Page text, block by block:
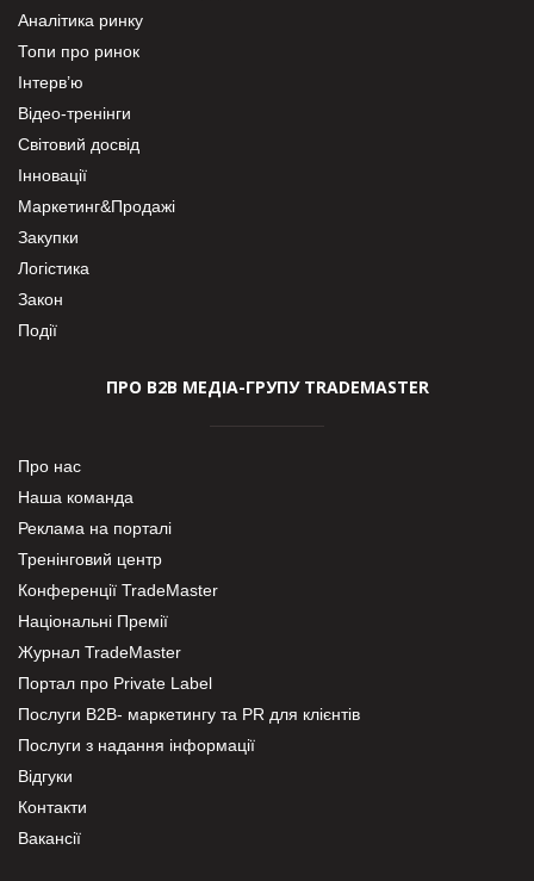
Аналітика ринку
Топи про ринок
Інтерв’ю
Відео-тренінги
Світовий досвід
Інновації
Маркетинг&Продажі
Закупки
Логістика
Закон
Події
ПРО В2В МЕДІА-ГРУПУ TRADEMASTER
Про нас
Наша команда
Реклама на порталі
Тренінговий центр
Конференції TradeMaster
Національні Премії
Журнал TradeMaster
Портал про Private Label
Послуги В2В- маркетингу та PR для клієнтів
Послуги з надання інформації
Відгуки
Контакти
Вакансії